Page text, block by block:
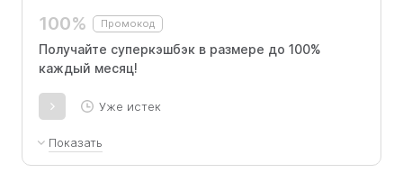
дебетовую Альфа-Карту. Также у вас не
должно быть дебетовых счетов в Альфа-
Банке за последние 180 дней, а также заявок
на них в течение 30 дней на момент
оформления дебетовой карты.
100% Промокод
Получайте суперкэшбэк в размере до 100%
каждый месяц!
Уже истек
Показать